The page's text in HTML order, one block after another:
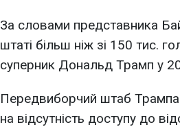
За словами представника
штаті більш ніж зі 150 тис.
суперник Дональд Трамп у
Передвиборчий штаб
на відсутність доступу до